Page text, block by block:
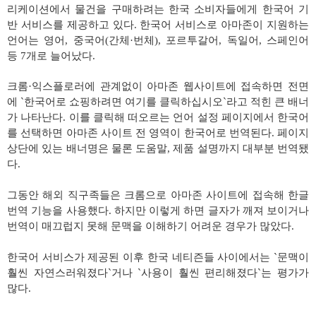
리케이션에서 물건을 구매하려는 한국 소비자들에게 한국어 기
반 서비스를 제공하고 있다. 한국어 서비스로 아마존이 지원하는
언어는 영어 , 중국어(간체·번체 ), 포르투갈어 , 독일어 , 스페인어
등 7개로 늘어났다.
크롬·익스플로러에 관계없이 아마존 웹사이트에 접속하면 전면
에
`한국어로 쇼핑하려면 여기를 클릭하십시오`라고 적힌 큰 배너
가 나타난다. 이를 클릭해 떠오르는 언어 설정 페이지에서 한국어
를 선택하면 아마존 사이트 전 영역이 한국어로 번역된다. 페이지
상단에 있는 배너명은 물론 도움말,제품 설명까지 대부분 번역됐
다.
그동안 해외 직구족들은 크롬으로 아마존 사이트에 접속해 한글
번역 기능을 사용했다. 하지만 이렇게 하면 글자가 깨져 보이거나
번역이 매끄럽지 못해 문맥을 이해하기 어려운 경우가 많았다.
한국어 서비스가 제공된 이후 한국 네티즌들 사이에서는 `문맥이
훨씬 자연스러워졌다`거나`사용이 훨씬 편리해졌다`는 평가가
많다.